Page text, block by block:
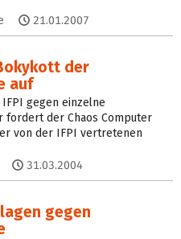
21.01.2007
der
auf
gegen einzelne
fordert der Chaos Computer
von der IFPI vertretenen
31.03.2004
gegen